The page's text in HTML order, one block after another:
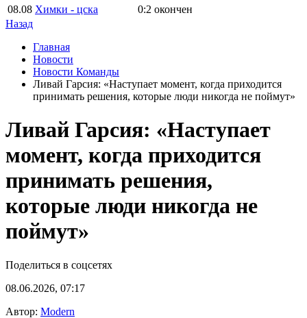
08.08 Химки - цска 0:2 окончен
Назад
Главная
Новости
Новости Команды
Ливай Гарсия: «Наступает момент, когда приходится
принимать решения, которые люди никогда не поймут»
Ливай Гарсия: «Наступает
момент, когда приходится
принимать решения,
которые люди никогда не
поймут»
Поделиться в соцсетях
08.06.2026, 07:17
Автор: Modern